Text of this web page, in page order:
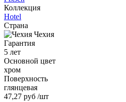
Коллекция
Hotel
Страна
Чехия
Гарантия
5 лет
Основной цвет
хром
Поверхность
глянцевая
47,27 руб /шт